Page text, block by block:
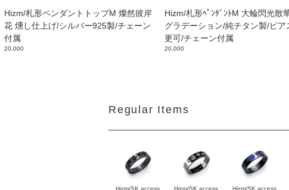
Hizm/札形ペンダントトップM 燦然彼岸
花 燻し仕上げ/シルバー925製/チェーン
付属
20,000
Hizm/札形ﾍﾟﾝﾀﾞﾝﾄM 大輪閃光散
グラデーション/純チタン製/ピア
更可/チェーン付属
20,000
Regular Items